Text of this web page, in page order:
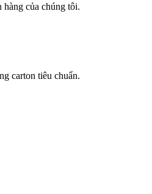
của chúng tôi.
carton tiêu chuẩn.